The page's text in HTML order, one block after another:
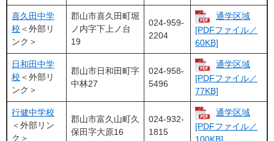
喜久田中学
校 ＜外部リ
ンク＞
郡山市喜久田町堀
ノ内字下上ノ台
19
024-959-
2204
通学区域
[PDFファイル／
60KB]
日和田中学
校 ＜外部リ
ンク＞
郡山市日和田町字
中林27
024-958-
5496
通学区域
[PDFファイル／
77KB]
行健中学校
＜外部リン
ク＞
郡山市富久山町久
保田字大原16
024-932-
1815
通学区域
[PDFファイル／
100KB]